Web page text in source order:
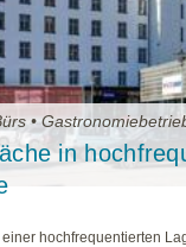
•
in
hochfrequentierten